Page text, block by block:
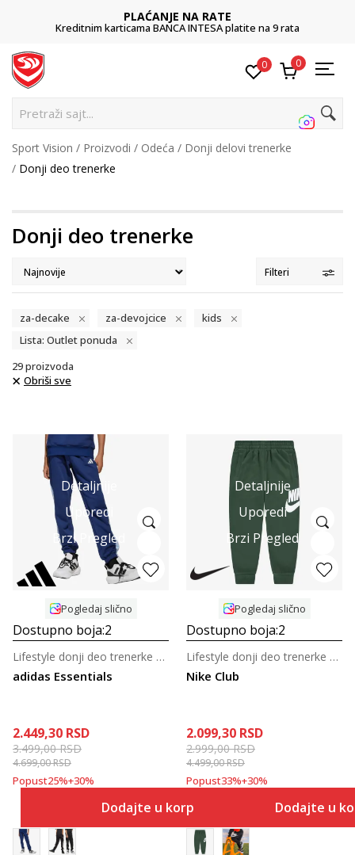
POZOVITE NAS
011 422 1422
0 0
Pretraž
Sport Vision Proizvodi Odeća
Donji delovi trenerke
Donji deo trenerke
Donji deo trenerke
Filteri
za-decake za-devojcice
kids
Lista: Outlet ponuda
29proizvoda
Obriši sve
Detaljnije
Uporedi
Brzi Pregled
Pogledaj slično
Dostupno boja:2
adidas Essentials
Lifestyle donji deo trenerke za dečake
2.449,30 RSD
3.499,00RSD
4.699,00RSD
Popust25%+30%
Dodajte u korpu
Detaljnije
Uporedi
Brzi Pregled
Pogledaj slično
Dostupno boja:2
Nike Club
Lifestyle donji deo trenerke za dečake
2.099,30 RSD
2.999,00RSD
4.499,00RSD
Popust33%+30%
Dodajte u